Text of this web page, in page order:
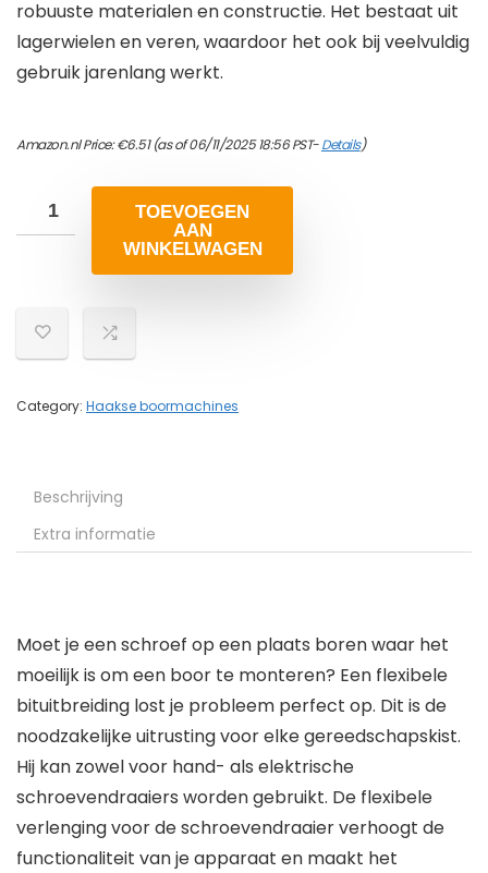
robuuste materialen en constructie. Het bestaat uit
lagerwielen en veren, waardoor het ook bij veelvuldig
gebruik jarenlang werkt.
Amazon.nl Price:€6.51(as of 06/11/2025 18:56 PST-Details)
TOEVOEGEN
AAN
WINKELWAGEN
Category: Haakse boormachines
Beschrijving
Extra informatie
Moet je een schroef op een plaats boren waar het
moeilijk is om een boor te monteren? Een flexibele
bituitbreiding lost je probleem perfect op. Dit is de
noodzakelijke uitrusting voor elke gereedschapskist.
Hij kan zowel voor hand- als elektrische
schroevendraaiers worden gebruikt. De flexibele
verlenging voor de schroevendraaier verhoogt de
functionaliteit van je apparaat en maakt het